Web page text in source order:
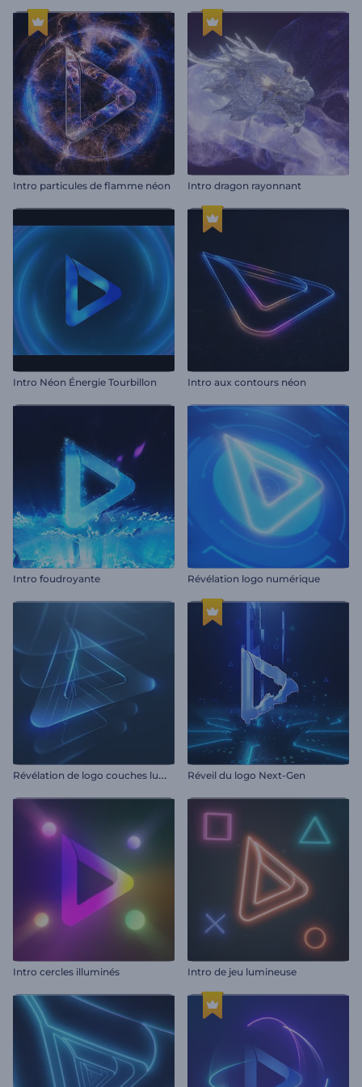
Intro particules de flamme néon Intro dragon rayonnant
Intro Néon Énergie Tourbillon Intro aux contours néon
Intro foudroyante Révélation logo numérique
R
évélation de logo couches lumineuses Réveil du logo Next-Gen
Intro cercles illuminés Intro de jeu lumineuse